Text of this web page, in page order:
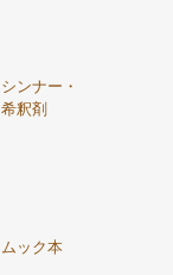
シンナー・
希釈剤
ムック本